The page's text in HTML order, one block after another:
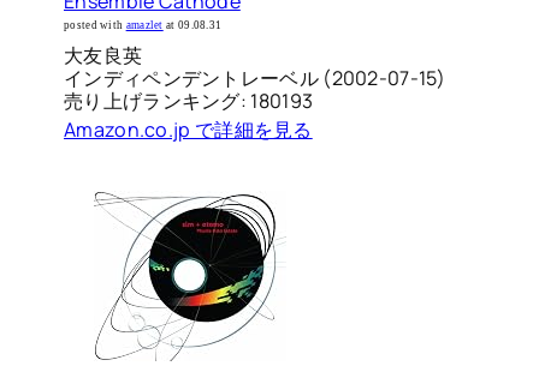
posted with amazlet at 09.08.31
大友良英
インディペンデントレーベル (2002-07-15)
売り上げランキング: 180193
Amazon.co.jp で詳細を見る